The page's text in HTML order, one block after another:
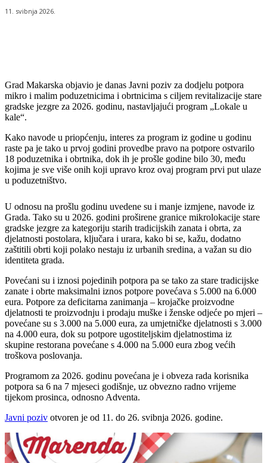
11. svibnja 2026.
Grad Makarska objavio je danas Javni poziv za dodjelu potpora
mikro i malim poduzetnicima i obrtnicima s ciljem revitalizacije stare
gradske jezgre za 2026. godinu, nastavljajući program „Lokale u
kale“.
Kako navode u priopćenju, interes za program iz godine u godinu
raste pa je tako u prvoj godini provedbe pravo na potpore ostvarilo
18 poduzetnika i obrtnika, dok ih je prošle godine bilo 30, među
kojima je sve više onih koji upravo kroz ovaj program prvi put ulaze
u poduzetništvo.
U odnosu na prošlu godinu uvedene su i manje izmjene, navode iz
Grada. Tako su u 2026. godini proširene granice mikrolokacije stare
gradske jezgre za kategoriju starih tradicijskih zanata i obrta, za
djelatnosti postolara, ključara i urara, kako bi se, kažu, dodatno
zaštitili obrti koji polako nestaju iz urbanih sredina, a važan su dio
identiteta grada.
Povećani su i iznosi pojedinih potpora pa se tako za stare tradicijske
zanate i obrte maksimalni iznos potpore povećava s 5.000 na 6.000
eura. Potpore za deficitarna zanimanja – krojačke proizvodne
djelatnosti te proizvodnju i prodaju muške i ženske odjeće po mjeri –
povećane su s 3.000 na 5.000 eura, za umjetničke djelatnosti s 3.000
na 4.000 eura, dok su potpore ugostiteljskim djelatnostima iz
skupine restorana povećane s 4.000 na 5.000 eura zbog većih
troškova poslovanja.
Programom za 2026. godinu povećana je i obveza rada korisnika
potpora sa 6 na 7 mjeseci godišnje, uz obvezno radno vrijeme
tijekom prosinca, odnosno Adventa.
Javni poziv otvoren je od 11. do 26. svibnja 2026. godine.